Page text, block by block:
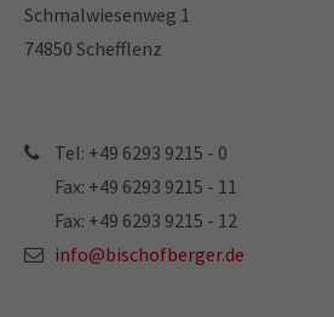
Schmalwiesenweg 1
74850 Schefflenz
Tel: +49 6293 9215 - 0
Fax: +49 6293 9215 - 11
Fax: +49 6293 9215 - 12
info@bischofberger.de
Contact
Tel: +49 6293 9215 - 0
Fax: +49 6293 9215 - 11
Bischofberger GmbH
Schmalwiesenweg 1